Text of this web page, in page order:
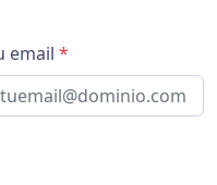
email *